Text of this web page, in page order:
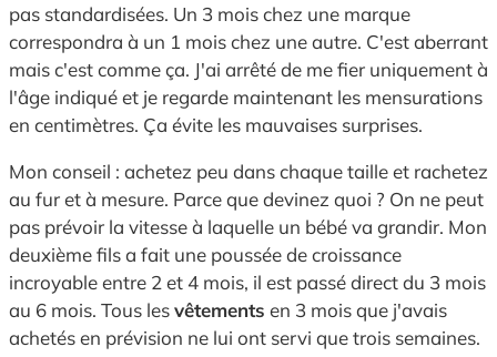
pas standardisées. Un 3 mois chez une marque
correspondra à un 1 mois chez une autre. C'est aberrant
mais c'est comme ça. J'ai arrêté de me fier uniquement à
l'âge indiqué et je regarde maintenant les mensurations
en centimètres. Ça évite les mauvaises surprises.
Mon conseil : achetez peu dans chaque taille et rachetez
au fur et à mesure. Parce que devinez quoi ? On ne peut
pas prévoir la vitesse à laquelle un bébé va grandir. Mon
deuxième fils a fait une poussée de croissance
incroyable entre 2 et 4 mois, il est passé direct du 3 mois
au 6 mois. Tous lesvêtements en 3 mois que j'avais
achetés en prévision ne lui ont servi que trois semaines.